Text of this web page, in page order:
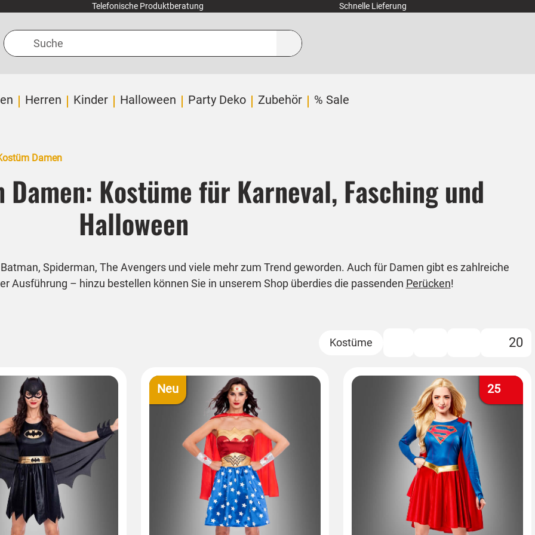
Telefonische Produktberatung Schnelle Lieferung
Suche
Herren Kinder Halloween Party Deko Zubehör % Sale
Damen
Kostüme für Karneval, Fasching und
Halloween
Spiderman, The Avengers und viele mehr zum Trend geworden. Auch für Damen gibt es zahlreiche
Ausführung – hinzu bestellen können Sie in unserem Shop überdies die passenden Perücken!
20
Neu 25